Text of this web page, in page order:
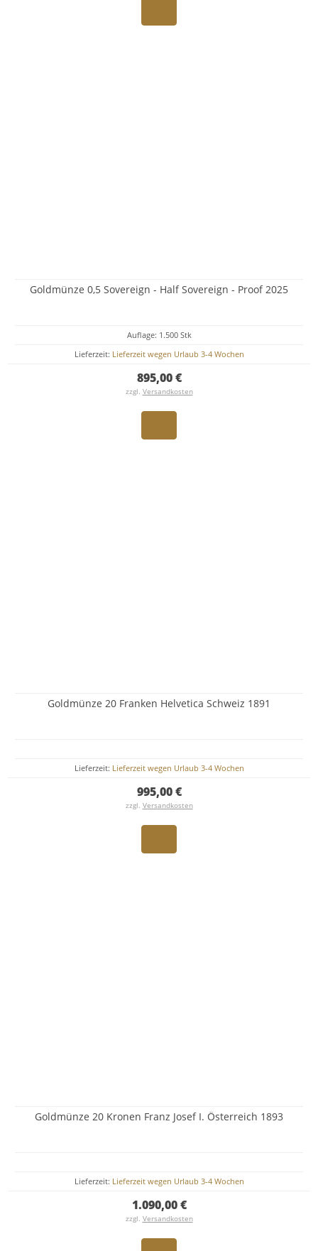
Goldmünze 0,5 Sovereign - Half Sovereign - Proof 2025
Auflage: 1.500 Stk
Lieferzeit: Lieferzeit wegen Urlaub 3-4 Wochen
895,00 €
zzgl. Versandkosten
Goldmünze 20 Franken Helvetica Schweiz 1891
Lieferzeit: Lieferzeit wegen Urlaub 3-4 Wochen
995,00 €
zzgl. Versandkosten
Goldmünze 20 Kronen Franz Josef I. Österreich 1893
Lieferzeit: Lieferzeit wegen Urlaub 3-4 Wochen
1.090,00 €
zzgl. Versandkosten